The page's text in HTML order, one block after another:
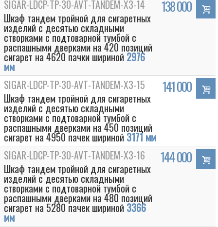
Box
SIGAR-LDCP-TP-30-AVT-TANDEM-Х3-14
Шкаф тандем тройной для сигаретных
изделий с десятью складными
створками с подтоварной тумбой с
распашными дверками на 420 позиций
сигарет на 4620 пачки шириной 2976
мм
138 000
SIGAR-LDCP-TP-30-AVT-TANDEM-Х3-15
Шкаф тандем тройной для сигаретных
изделий с десятью складными
створками с подтоварной тумбой с
распашными дверками на 450 позиций
сигарет на 4950 пачек шириной 3171 мм
141 000
SIGAR-LDCP-TP-30-AVT-TANDEM-Х3-16
Шкаф тандем тройной для сигаретных
изделий с десятью складными
створками с подтоварной тумбой с
распашными дверками на 480 позиций
сигарет на 5280 пачек шириной 3366
мм
144 000